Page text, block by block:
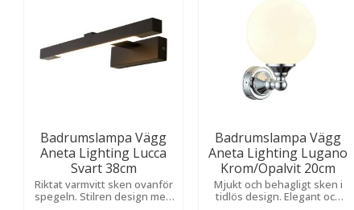
Badrumslampa Vägg
Aneta Lighting Lucca
Svart 38cm
Riktat varmvitt sken ovanför
spegeln. Stilren design med
Badrumslampa Vägg
Aneta Lighting Lugano
Krom/Opalvit 20cm
Mjukt och behagligt sken i
tidlös design. Elegant och